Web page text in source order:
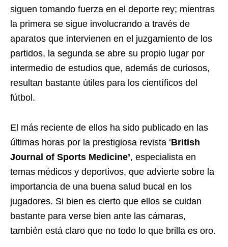
siguen tomando fuerza en el deporte rey; mientras
la primera se sigue involucrando a través de
aparatos que intervienen en el juzgamiento de los
partidos, la segunda se abre su propio lugar por
intermedio de estudios que, además de curiosos,
resultan bastante útiles para los científicos del
fútbol.
El más reciente de ellos ha sido publicado en las
últimas horas por la prestigiosa revista ‘British
Journal of Sports Medicine’, especialista en
temas médicos y deportivos, que advierte sobre la
importancia de una buena salud bucal en los
jugadores. Si bien es cierto que ellos se cuidan
bastante para verse bien ante las cámaras,
también está claro que no todo lo que brilla es oro.